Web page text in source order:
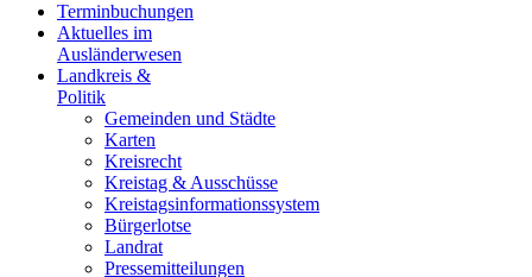
Terminbuchungen
Aktuelles im
Ausländerwesen
Landkreis &
Politik
Gemeinden und Städte
Karten
Kreisrecht
Kreistag & Ausschüsse
Kreistagsinformationssystem
Bürgerlotse
Landrat
Pressemitteilungen